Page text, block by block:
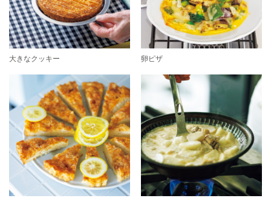
大きなクッキー 卵ピザ